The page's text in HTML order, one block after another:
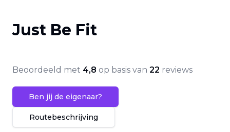
Just Be Fit
Beoordeeld met 4,8 op basis van 22 reviews
Ben jij de eigenaar?
Routebeschrijving